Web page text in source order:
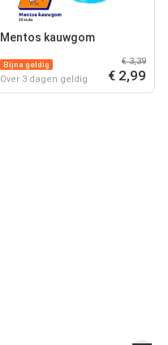
Mentos kauwgom
Bijna geldig
Over 3 dagen geldig
€ 3,39
€ 2,99